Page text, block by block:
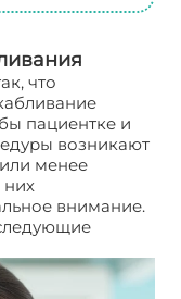
что
пациентке и
возникают
менее
них
внимание.